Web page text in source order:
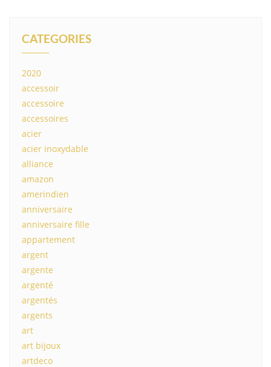
CATEGORIES
2020
accessoir
accessoire
accessoires
acier
acier inoxydable
alliance
amazon
amerindien
anniversaire
anniversaire fille
appartement
argent
argente
argenté
argentés
argents
art
art bijoux
artdeco